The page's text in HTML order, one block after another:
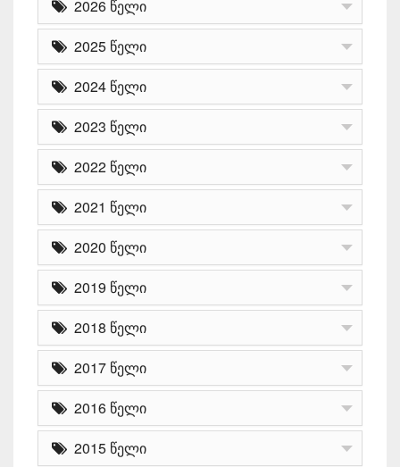
2026 წელი
2025 წელი
2024 წელი
2023 წელი
2022 წელი
2021 წელი
2020 წელი
2019 წელი
2018 წელი
2017 წელი
2016 წელი
2015 წელი